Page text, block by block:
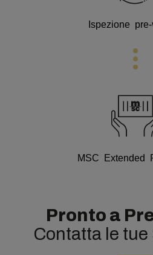
Ispezione
MSC Extended
Pronto a
Contatta le tue